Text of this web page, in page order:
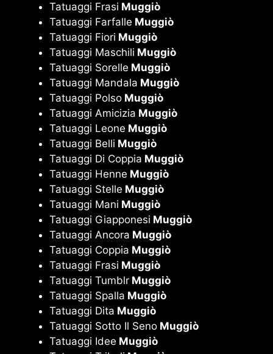
Tatuaggi Frasi Muggiò
Tatuaggi Farfalle Muggiò
Tatuaggi Fiori Muggiò
Tatuaggi Maschili Muggiò
Tatuaggi Sorelle Muggiò
Tatuaggi Mandala Muggiò
Tatuaggi Polso Muggiò
Tatuaggi Amicizia Muggiò
Tatuaggi Leone Muggiò
Tatuaggi Belli Muggiò
Tatuaggi Di Coppia Muggiò
Tatuaggi Henne Muggiò
Tatuaggi Stelle Muggiò
Tatuaggi Mani Muggiò
Tatuaggi Giapponesi Muggiò
Tatuaggi Ancora Muggiò
Tatuaggi Coppia Muggiò
Tatuaggi Frasi Muggiò
Tatuaggi Tumblr Muggiò
Tatuaggi Spalla Muggiò
Tatuaggi Dita Muggiò
Tatuaggi Sotto Il Seno Muggiò
Tatuaggi Idee Muggiò